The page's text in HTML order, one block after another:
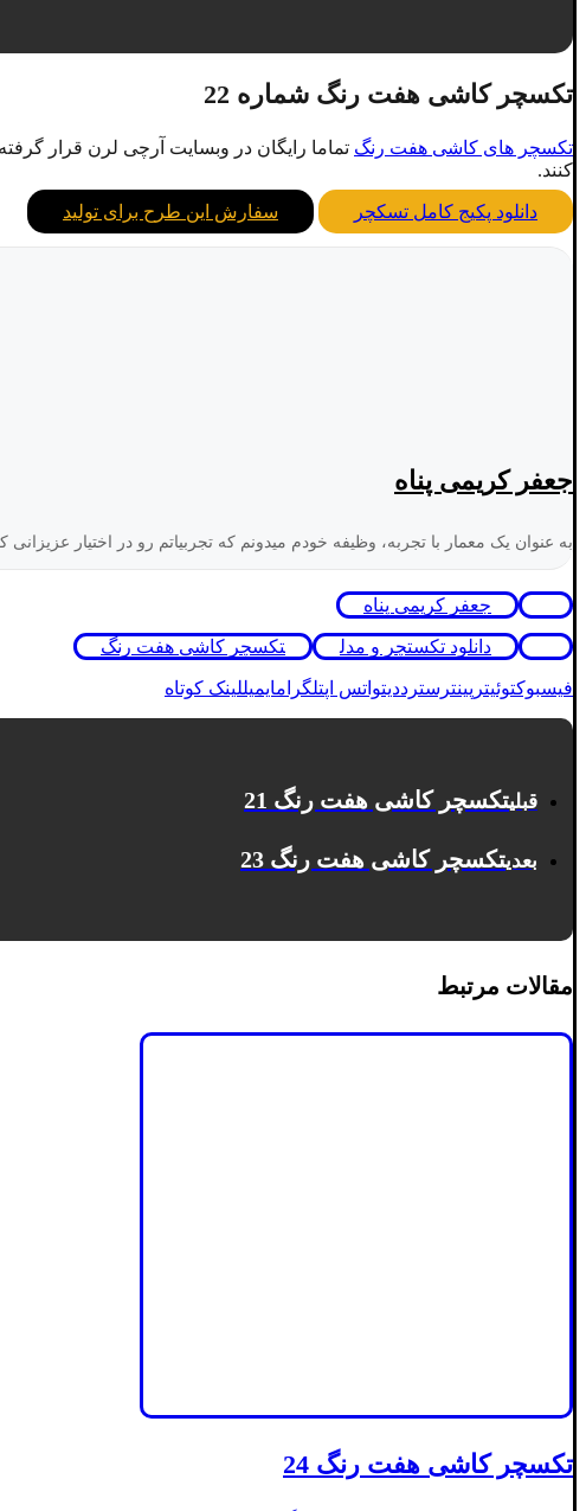
تکسچر کاشی هفت رنگ شماره 22
تکسچر های کاشی هفت رنگ تماما رایگان در وبسایت آرچی لرن قرار
کنند.
دانلود پکیج کامل تسکچر سفارش این طرح برای تولید
جعفر کریمی پناه
به عنوان یک معمار با تجربه، وظیفه خودم میدونم که تجربیاتم رو در اختیار
جعفر کریمی پناه
دانلود تکستچر و مدل تکسچر کاشی هفت رنگ
فیسبوکتوئیتر پینترسترددیتواتس اپتلگرامایمیللینک کوتاه
قبلیتکسچر کاشی هفت رنگ 21
بعدیتکسچر کاشی هفت رنگ 23
مقالات مرتبط
تکسچر کاشی هفت رنگ 24